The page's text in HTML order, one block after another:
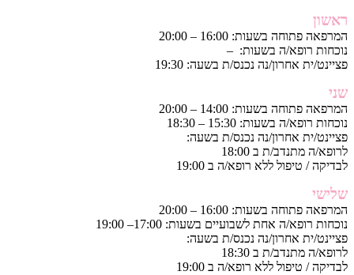
ראשון
המרפאה פתוחה בשעות: 16:00 – 20:00
נוכחות רופא/ה בשעות: –
פציינט/ית אחרון/נה נכנס/ת בשעה: 19:30
שני
המרפאה פתוחה בשעות: 14:00 – 20:00
נוכחות רופא/ה בשעות: 15:30 – 18:30
פציינט/ית אחרון/נה נכנס/ת בשעה:
לרופא/ה מתנדב/ת ב 18:00
לבדיקה / טיפול ללא רופא/ה ב 19:00
שלישי
המרפאה פתוחה בשעות: 16:00 – 20:00
נוכחות רופא/ה אחת לשבועיים בשעות: 17:00– 19:00
פציינט/ית אחרון/נה נכנס/ת בשעה:
לרופא/ה מתנדב/ת ב 18:30
לבדיקה / טיפול ללא רופא/ה ב 19:00